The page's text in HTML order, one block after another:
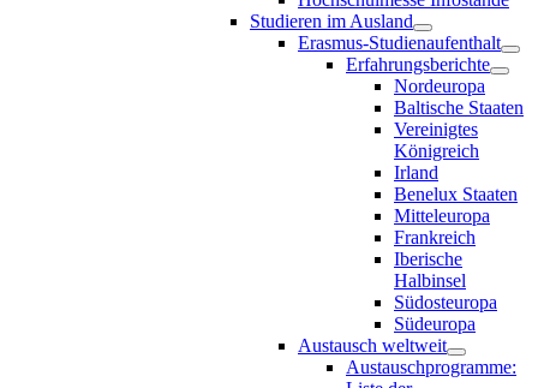
Studieren im Ausland
Erasmus-Studienaufenthalt
Erfahrungsberichte
Nordeuropa
Baltische Staaten
Vereinigtes
Königreich
Irland
Benelux Staaten
Mitteleuropa
Frankreich
Iberische
Halbinsel
Südosteuropa
Südeuropa
Austausch weltweit
Austauschprogramme: